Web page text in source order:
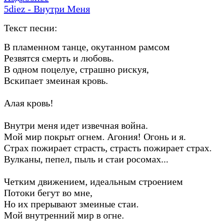
5diez - Внутри Меня
Текст песни:
В пламенном танце, окутанном рамсом
Резвятся смерть и любовь.
В одном поцелуе, страшно рискуя,
Вскипает змеиная кровь.
Алая кровь!
Внутри меня идет извечная война.
Мой мир покрыт огнем. Агония! Огонь и я.
Страх пожирает страсть, страсть пожирает страх.
Вулканы, пепел, пыль и стаи росомах...
Четким движением, идеальным строением
Потоки бегут во мне,
Но их прерывают змеиные стаи.
Мой внутренний мир в огне.